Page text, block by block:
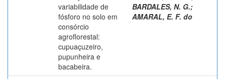
variabilidade de
fósforo no solo em
consórcio
agroflorestal:
cupuaçuzeiro,
pupunheira e
bacabeira.
BARDALES, N. G.;
AMARAL, E. F. do